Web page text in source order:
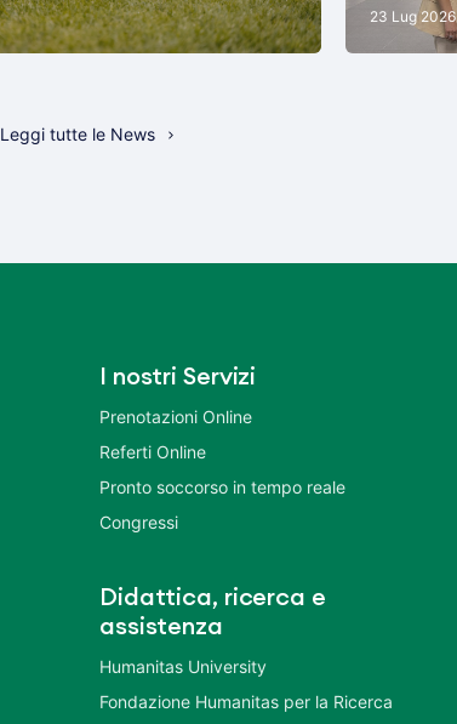
23 Lug 2026
Leggi tutte le News
I nostri Servizi
Prenotazioni Online
Referti Online
Pronto soccorso in tempo reale
Congressi
Didattica, ricerca e
assistenza
Humanitas University
Fondazione Humanitas per la Ricerca